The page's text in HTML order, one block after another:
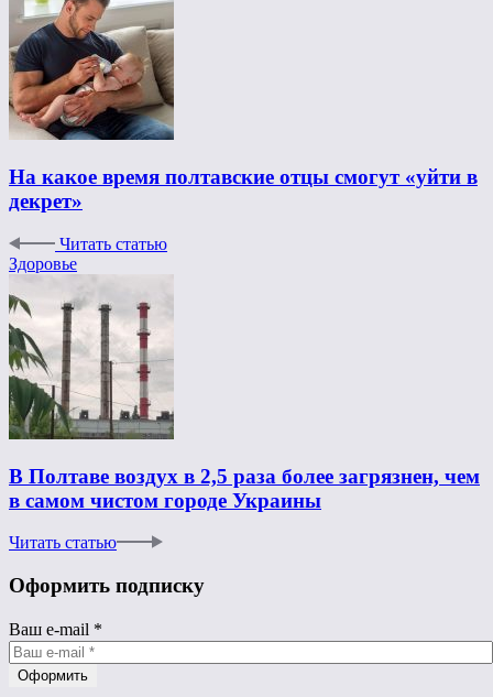
На какое время полтавские отцы смогут «уйти в
декрет»
Читать статью
Здоровье
В Полтаве воздух в 2,5 раза более загрязнен, чем
в самом чистом городе Украины
Читать статью
Оформить подписку
Ваш e-mail *